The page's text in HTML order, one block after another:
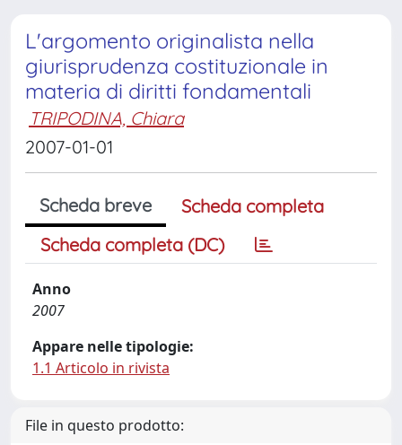
L'argomento originalista nella
giurisprudenza costituzionale in
materia di diritti fondamentali
TRIPODINA, Chiara
2007-01-01
Scheda breve
Scheda completa
Scheda completa (DC)
Anno
2007
Appare nelle tipologie:
1.1 Articolo in rivista
File in questo prodotto: